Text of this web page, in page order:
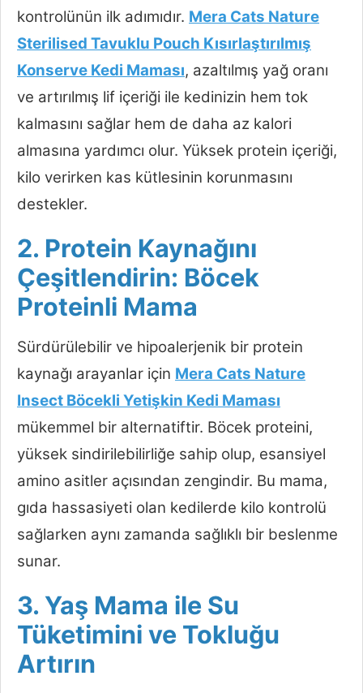
kontrolünün ilk adımıdır. Mera Cats Nature
Sterilised Tavuklu Pouch Kısırlaştırılmış
Konserve Kedi Maması, azaltılmış yağ oranı
ve artırılmış lif içeriği ile kedinizin hem tok
kalmasını sağlar hem de daha az kalori
almasına yardımcı olur. Yüksek protein içeriği,
kilo verirken kas kütlesinin korunmasını
destekler.
2. Protein Kaynağını
Çeşitlendirin: Böcek
Proteinli Mama
Sürdürülebilir ve hipoalerjenik bir protein
kaynağı arayanlar için Mera Cats Nature
Insect Böcekli Yetişkin Kedi Maması
mükemmel bir alternatiftir. Böcek proteini,
yüksek sindirilebilirliğe sahip olup, esansiyel
amino asitler açısından zengindir. Bu mama,
gıda hassasiyeti olan kedilerde kilo kontrolü
sağlarken aynı zamanda sağlıklı bir beslenme
sunar.
3. Yaş Mama ile Su
Tüketimini ve Tokluğu
Artırın